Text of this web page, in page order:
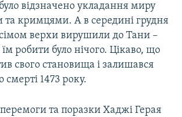
відзначено укладання миру
та кримцями. А в середині грудня
верхи вирушили до Тани –
робити було нічого. Цікаво, що
свого становища і залишався
1473 року.
та поразки Хаджі Герая